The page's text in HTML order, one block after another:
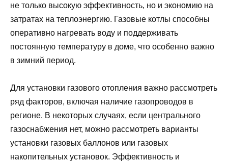
не только высокую эффективность, но и экономию на
затратах на теплоэнергию. Газовые котлы способны
оперативно нагревать воду и поддерживать
постоянную температуру в доме, что особенно важно
в зимний период.
Для установки газового отопления важно рассмотреть
ряд факторов, включая наличие газопроводов в
регионе. В некоторых случаях, если центрального
газоснабжения нет, можно рассмотреть варианты
установки газовых баллонов или газовых
накопительных установок. Эффективность и